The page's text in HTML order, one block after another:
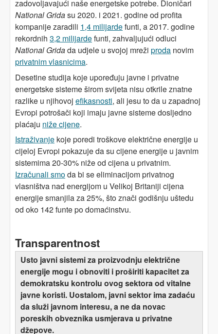
zadovoljavajući naše energetske potrebe. Dioničari
National Gridasu 2020. i 2021. godine od profita
kompanije zaradili 1,4 milijardefunti, a 2017. godine
rekordnih 3,2 milijardefunti, zahvaljujući odluci
National Gridada udjele u svojoj mreži proda novim
privatnim vlasnicima.
Desetine studija koje upoređuju javne i privatne
energetske sisteme širom svijeta nisu otkrile znatne
razlike u njihovoj efikasnosti, ali jesu to da u zapadnoj
Evropi potrošači koji imaju javne sisteme dosljedno
plaćaju niže cijene.
Istraživanje koje poredi troškove električne energije u
cijeloj Evropi pokazuje da su cijene energije u javnim
sistemima 20-30% niže od cijena u privatnim.
Izračunali smoda bi se eliminacijom privatnog
vlasništva nad energijom u Velikoj Britaniji cijena
energije smanjila za 25%, što znači godišnju uštedu
od oko 142 funte po domaćinstvu.
Transparentnost
Usto javni sistemi za proizvodnju električne
energije mogu i obnoviti i proširiti kapacitet za
demokratsku kontrolu ovog sektora od vitalne
javne koristi. Uostalom, javni sektor ima zadaću
da služi javnom interesu, a ne da novac
poreskih obveznika usmjerava u privatne
džepove.